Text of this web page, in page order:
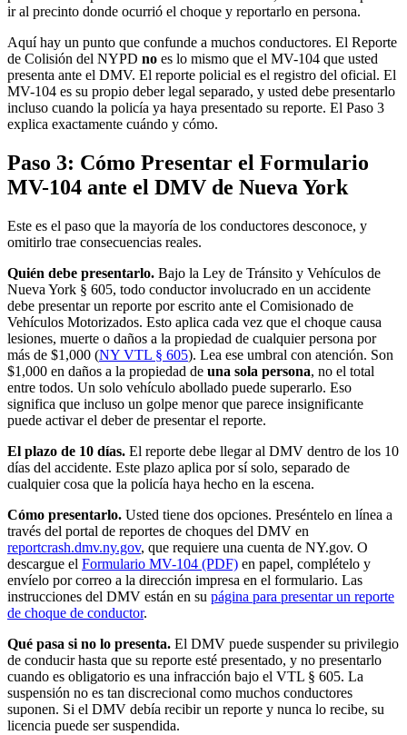
ir al precinto donde ocurrió el choque y reportarlo en persona.
Aquí hay un punto que confunde a muchos conductores. El Reporte
de Colisión del NYPD no es lo mismo que el MV-104 que usted
presenta ante el DMV. El reporte policial es el registro del oficial. El
MV-104 es su propio deber legal separado, y usted debe presentarlo
incluso cuando la policía ya haya presentado su reporte. El Paso 3
explica exactamente cuándo y cómo.
Paso 3: Cómo Presentar el Formulario
MV-104 ante el DMV de Nueva York
Este es el paso que la mayoría de los conductores desconoce, y
omitirlo trae consecuencias reales.
Quién debe presentarlo. Bajo la Ley de Tránsito y Vehículos de
Nueva York § 605, todo conductor involucrado en un accidente
debe presentar un reporte por escrito ante el Comisionado de
Vehículos Motorizados. Esto aplica cada vez que el choque causa
lesiones, muerte o daños a la propiedad de cualquier persona por
más de $1,000 (NY VTL § 605). Lea ese umbral con atención. Son
$1,000 en daños a la propiedad de una sola persona, no el total
entre todos. Un solo vehículo abollado puede superarlo. Eso
significa que incluso un golpe menor que parece insignificante
puede activar el deber de presentar el reporte.
El plazo de 10 días. El reporte debe llegar al DMV dentro de los 10
días del accidente. Este plazo aplica por sí solo, separado de
cualquier cosa que la policía haya hecho en la escena.
Cómo presentarlo. Usted tiene dos opciones. Preséntelo en línea a
través del portal de reportes de choques del DMV en
reportcrash.dmv.ny.gov, que requiere una cuenta de NY.gov. O
descargue el Formulario MV-104 (PDF) en papel, complételo y
envíelo por correo a la dirección impresa en el formulario. Las
instrucciones del DMV están en su página para presentar un reporte
de choque de conductor.
Qué pasa si no lo presenta. El DMV puede suspender su privilegio
de conducir hasta que su reporte esté presentado, y no presentarlo
cuando es obligatorio es una infracción bajo el VTL § 605. La
suspensión no es tan discrecional como muchos conductores
suponen. Si el DMV debía recibir un reporte y nunca lo recibe, su
licencia puede ser suspendida.